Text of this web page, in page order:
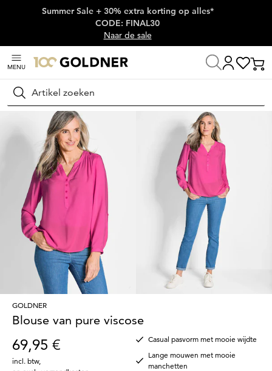
Skip naar hoofdinhoud
Summer Sale + 30% extra korting op alles*
CODE: FINAL30
Naar de sale
MENU
Zoeken
Thuis Damesmode
GOLDNER
Blouse van pure viscose
69,95 €
incl. btw,
Casual pasvorm met mooie wijdte
Lange mouwen met mooie
manchetten